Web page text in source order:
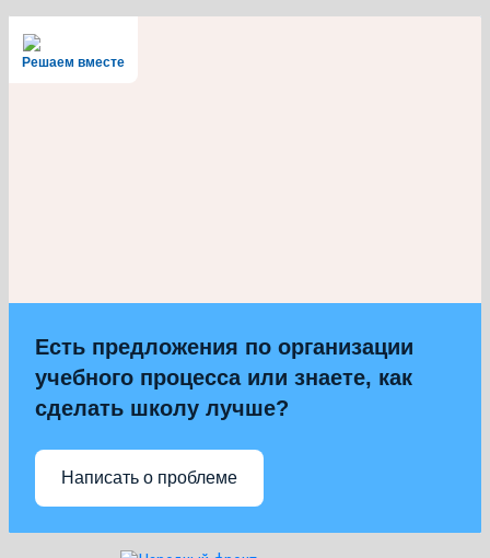
Решаем вместе
Есть предложения по организации
учебного процесса или знаете, как
сделать школу лучше?
Написать о проблеме